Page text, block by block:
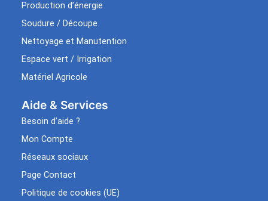
Production d’énergie
Soudure / Découpe
Nettoyage et Manutention
Espace vert / Irrigation
Matériel Agricole
Aide & Services​
Besoin d’aide ?
Mon Compte
Réseaux sociaux
Page Contact
Politique de cookies (UE)